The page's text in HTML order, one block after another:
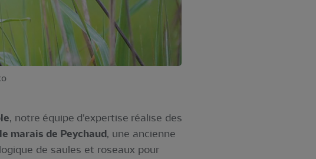
, notre équipe d'expertise réalise des
le marais de Peychaud, une ancienne
de saules et roseaux pour